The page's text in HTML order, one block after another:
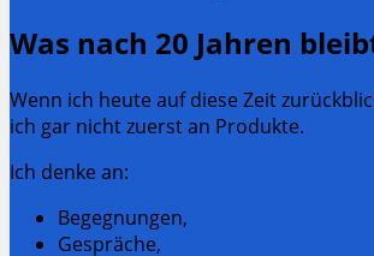
Was nach 20 Jahren
Wenn ich heute auf diese Zeit
ich gar nicht zuerst an Produkte.
Ich denke an:
Begegnungen,
Gespräche,